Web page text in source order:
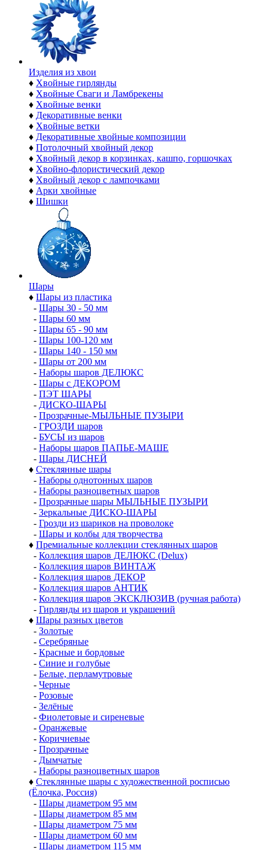
Изделия из хвои
♦ Хвойные гирлянды
♦ Хвойные Сваги и Ламбрекены
♦ Хвойные венки
♦ Декоративные венки
♦ Хвойные ветки
♦ Декоративные хвойные композиции
♦ Потолочный хвойный декор
♦ Хвойный декор в корзинках, кашпо, горшочках
♦ Хвойно-флористический декор
♦ Хвойный декор с лампочками
♦ Арки хвойные
♦ Шишки
Шары
♦ Шары из пластика
- Шары 30 - 50 мм
- Шары 60 мм
- Шары 65 - 90 мм
- Шары 100-120 мм
- Шары 140 - 150 мм
- Шары от 200 мм
- Наборы шаров ДЕЛЮКС
- Шары с ДЕКОРОМ
- ПЭТ ШАРЫ
- ДИСКО-ШАРЫ
- Прозрачные-МЫЛЬНЫЕ ПУЗЫРИ
- ГРОЗДИ шаров
- БУСЫ из шаров
- Наборы шаров ПАПЬЕ-МАШЕ
- Шары ДИСНЕЙ
♦ Стеклянные шары
- Наборы однотонных шаров
- Наборы разноцветных шаров
- Прозрачные шары МЫЛЬНЫЕ ПУЗЫРИ
- Зеркальные ДИСКО-ШАРЫ
- Грозди из шариков на проволоке
- Шары и колбы для творчества
♦ Премиальные коллекции стеклянных шаров
- Коллекция шаров ДЕЛЮКС (Delux)
- Коллекция шаров ВИНТАЖ
- Коллекция шаров ДЕКОР
- Коллекция шаров АНТИК
- Коллекция шаров ЭКСКЛЮЗИВ (ручная работа)
- Гирлянды из шаров и украшений
♦ Шары разных цветов
- Золотые
- Серебряные
- Красные и бордовые
- Синие и голубые
- Белые, перламутровые
- Черные
- Розовые
- Зелёные
- Фиолетовые и сиреневые
- Оранжевые
- Коричневые
- Прозрачные
- Дымчатые
- Наборы разноцветных шаров
♦ Стеклянные шары с художественной росписью
(Ёлочка, Россия)
- Шары диаметром 95 мм
- Шары диаметром 85 мм
- Шары диаметром 75 мм
- Шары диаметром 60 мм
- Шары диаметром 115 мм